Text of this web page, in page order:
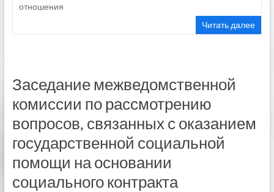
отношения
Читать далее
Заседание межведомственной
комиссии по рассмотрению
вопросов, связанных с оказанием
государственной социальной
помощи на основании
социального контракта